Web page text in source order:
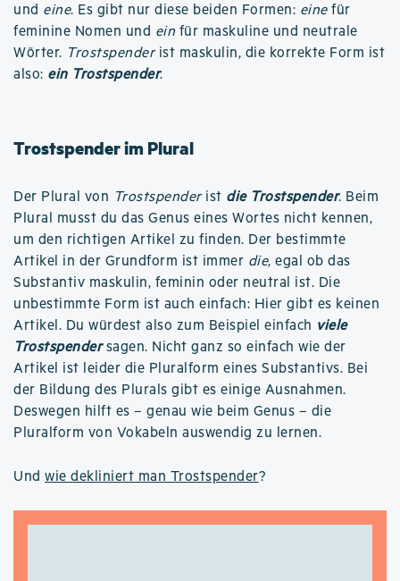
und eine. Es gibt nur diese beiden Formen: einefür
feminine Nomen und ein für maskuline und neutrale
Wörter. Trostspenderist maskulin, die korrekte Form ist
also: ein Trostspender.
Trostspender im Plural
Der Plural von Trostspenderist die Trostspender. Beim
Plural musst du das Genus eines Wortes nicht kennen,
um den richtigen Artikel zu finden. Der bestimmte
Artikel in der Grundform ist immer die, egal ob das
Substantiv maskulin, feminin oder neutral ist. Die
unbestimmte Form ist auch einfach: Hier gibt es keinen
Artikel. Du würdest also zum Beispiel einfach viele
Trostspendersagen. Nicht ganz so einfach wie der
Artikel ist leider die Pluralform eines Substantivs. Bei
der Bildung des Plurals gibt es einige Ausnahmen.
Deswegen hilft es – genau wie beim Genus – die
Pluralform von Vokabeln auswendig zu lernen.
Und wie dekliniert man Trostspender?